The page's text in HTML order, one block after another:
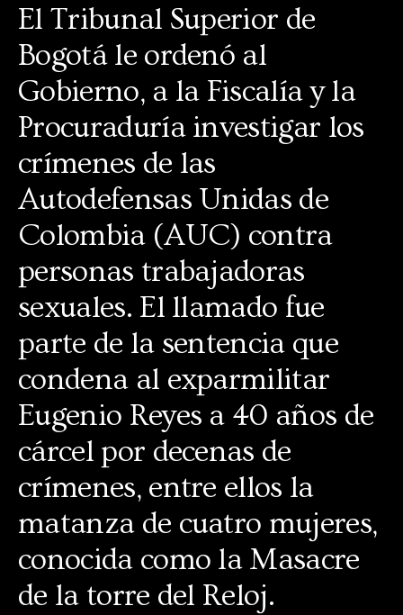
El Tribunal Superior de
Bogotá le ordenó al
Gobierno, a la Fiscalía y la
Procuraduría investigar los
crímenes de las
Autodefensas Unidas de
Colombia (AUC) contra
personas trabajadoras
sexuales. El llamado fue
parte de la sentencia que
condena al exparmilitar
Eugenio Reyes a 40 años de
cárcel por decenas de
crímenes, entre ellos la
matanza de cuatro mujeres,
conocida como la Masacre
de la torre del Reloj.